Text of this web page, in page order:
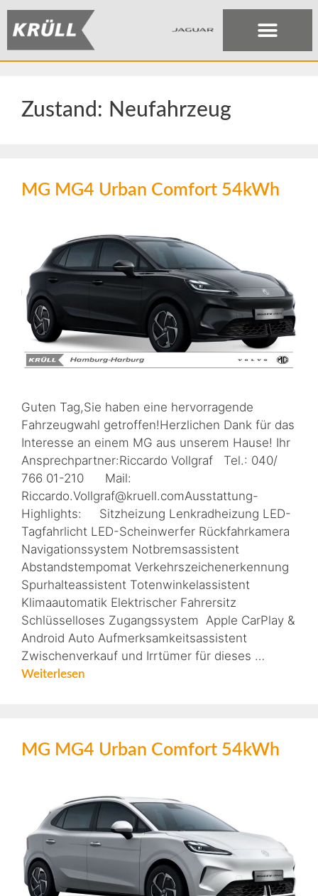
Zustand: Neufahrzeug
MG MG4 Urban Comfort 54kWh
Guten Tag,Sie haben eine hervorragende
Fahrzeugwahl getroffen!Herzlichen Dank für das
Interesse an einem MG aus unserem Hause! Ihr
Ansprechpartner:Riccardo Vollgraf Tel.: 040/
766 01-210 Mail:
Riccardo.Vollgraf@kruell.comAusstattung-
Highlights: Sitzheizung Lenkradheizung LED-
Tagfahrlicht LED-Scheinwerfer Rückfahrkamera
Navigationssystem Notbremsassistent
Abstandstempomat Verkehrszeichenerkennung
Spurhalteassistent Totenwinkelassistent
Klimaautomatik Elektrischer Fahrersitz
Schlüsselloses Zugangssystem Apple CarPlay &
Android Auto Aufmerksamkeitsassistent
Zwischenverkauf und Irrtümer für dieses …
Weiterlesen
MG MG4 Urban Comfort 54kWh